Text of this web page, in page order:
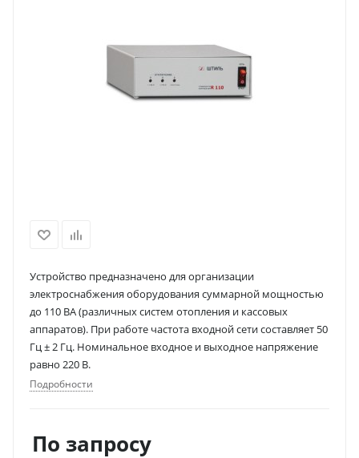
Устройство предназначено для организации
электроснабжения оборудования суммарной мощностью
до 110 ВА (различных систем отопления и кассовых
аппаратов). При работе частота входной сети составляет 50
Гц ± 2 Гц. Номинальное входное и выходное напряжение
равно 220 В.
Подробности
По запросу